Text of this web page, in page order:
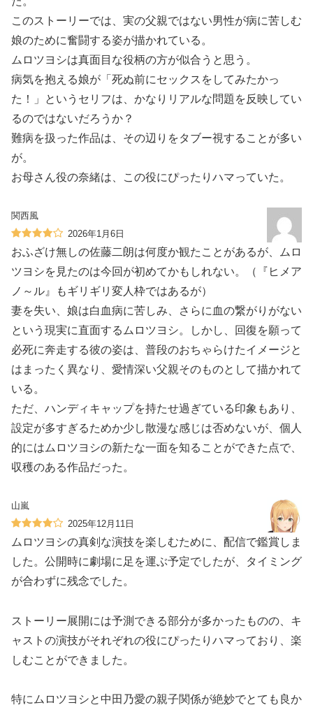
このストーリーでは、実の父親ではない男性が病に苦しむ
娘のために奮闘する姿が描かれている。
ムロツヨシは真面目な役柄の方が似合うと思う。
病気を抱える娘が「死ぬ前にセックスをしてみたかっ
た！」というセリフは、かなりリアルな問題を反映してい
るのではないだろうか？
難病を扱った作品は、その辺りをタブー視することが多い
が。
お母さん役の奈緒は、この役にぴったりハマっていた。
関西風
2026年1月6日
おふざけ無しの佐藤二朗は何度か観たことがあるが、ムロ
ツヨシを見たのは今回が初めてかもしれない。（『ヒメア
ノ～ル』もギリギリ変人枠ではあるが）
妻を失い、娘は白血病に苦しみ、さらに血の繋がりがない
という現実に直面するムロツヨシ。しかし、回復を願って
必死に奔走する彼の姿は、普段のおちゃらけたイメージと
はまったく異なり、愛情深い父親そのものとして描かれて
いる。
ただ、ハンディキャップを持たせ過ぎている印象もあり、
設定が多すぎるためか少し散漫な感じは否めないが、個人
的にはムロツヨシの新たな一面を知ることができた点で、
収穫のある作品だった。
山嵐
2025年12月11日
ムロツヨシの真剣な演技を楽しむために、配信で鑑賞しま
した。公開時に劇場に足を運ぶ予定でしたが、タイミング
が合わずに残念でした。
ストーリー展開には予測できる部分が多かったものの、キ
ャストの演技がそれぞれの役にぴったりハマっており、楽
しむことができました。
特にムロツヨシと中田乃愛の親子関係が絶妙でとても良か